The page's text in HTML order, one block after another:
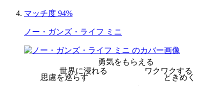
マッチ度 94%
ノー・ガンズ・ライフ ミニ
勇気をもらえる
ワクワクする
ときめく
思慮を巡らす
世界に浸れる